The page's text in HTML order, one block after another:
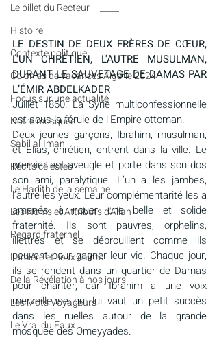
Le billet du Recteur
Histoire
Contexte politique
Colonies de vacances Algérie 2024
​​Focus sur une actualité
Notre mosquée
Sabil al-Iman
Récits célestes
Le Hadith de la semaine
Les Noms et Attributs d'Allah
Regard fraternel
Lumière et lieux saints
De la Révélation à nos jours
Les Mots Voyageurs
Le Vrai du Faux
LE DESTIN DE DEUX FRÈRES DE CŒUR,
L'UN CHRÉTIEN, L'AUTRE MUSULMAN,
DURANT LE SAUVETAGE DE DAMAS PAR
L’ÉMIR ABDELKADER
Juillet 1860. La Syrie multiconfessionnelle
est sous la férule de l’Empire ottoman.
Deux jeunes garçons, Ibrahim, musulman,
et Elias, chrétien, entrent dans la ville. Le
premier est aveugle et porte dans son dos
son ami, paralytique. L’un a les jambes,
l’autre les yeux. Leur complémentarité les a
amenés à nouer une belle et solide
fraternité. Ils sont pauvres, orphelins,
illettrés et se débrouillent comme ils
peuvent pour gagner leur vie. Chaque jour,
ils se rendent dans un quartier de Damas
pour chanter, car Ibrahim a une voix
merveilleuse qui lui vaut un petit succès
dans les ruelles autour de la grande
mosquée des Omeyyades.